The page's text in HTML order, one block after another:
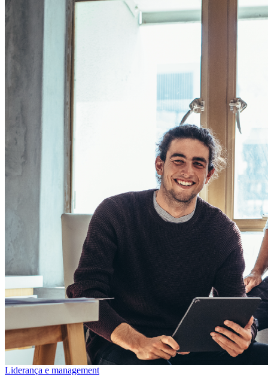
Liderança e management